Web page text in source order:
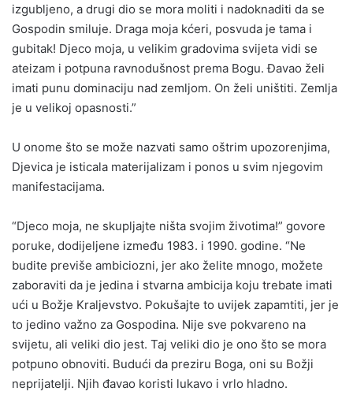
izgubljeno, a drugi dio se mora moliti i nadoknaditi da se
Gospodin smiluje. Draga moja kćeri, posvuda je tama i
gubitak! Djeco moja, u velikim gradovima svijeta vidi se
ateizam i potpuna ravnodušnost prema Bogu. Đavao želi
imati punu dominaciju nad zemljom. On želi uništiti. Zemlja
je u velikoj opasnosti.”
U onome što se može nazvati samo oštrim upozorenjima,
Djevica je isticala materijalizam i ponos u svim njegovim
manifestacijama.
“Djeco moja, ne skupljajte ništa svojim životima!” govore
poruke, dodijeljene između 1983. i 1990. godine. “Ne
budite previše ambiciozni, jer ako želite mnogo, možete
zaboraviti da je jedina i stvarna ambicija koju trebate imati
ući u Božje Kraljevstvo. Pokušajte to uvijek zapamtiti, jer je
to jedino važno za Gospodina. Nije sve pokvareno na
svijetu, ali veliki dio jest. Taj veliki dio je ono što se mora
potpuno obnoviti. Budući da preziru Boga, oni su Božji
neprijatelji. Njih đavao koristi lukavo i vrlo hladno.